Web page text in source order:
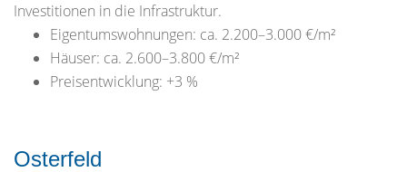
Investitionen in die Infrastruktur.
Eigentumswohnungen: ca. 2.200–3.000 €/m²
Häuser: ca. 2.600–3.800 €/m²
Preisentwicklung: +3 %
Osterfeld